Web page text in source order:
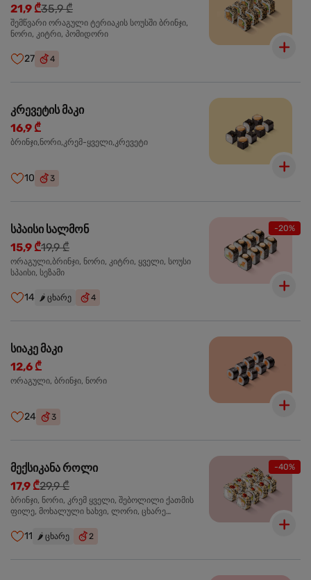
21,9 ₾35,9 ₾
შემწვარი ორაგული ტერიაკის სოუსში ბრინჯი,
ნორი, კიტრი, პომიდორი
27 4
კრევეტის მაკი
16,9 ₾
ბრინჯი,ნორი,კრემ-ყველი,კრევეტი
10 3
-20%
სპაისი სალმონ
15,9 ₾19,9 ₾
ორაგული,ბრინჯი, ნორი, კიტრი, ყველი, სოუსი
სპაისი, სეზამი
14 🌶️ ცხარე 4
სიაკე მაკი
12,6 ₾
ორაგული, ბრინჯი, ნორი
24 3
-40%
მექსიკანა როლი
17,9 ₾29,9 ₾
ბრინჯი, ნორი, კრემ ყველი, შებოლილი ქათმის
ფილე, მოხალული ხახვი, ლორი, ცხარე
11 🌶️ ცხარე 2